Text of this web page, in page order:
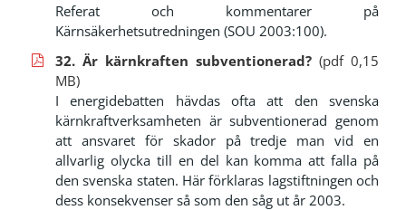
Referat och kommentarer på
Kärnsäkerhetsutredningen (SOU 2003:100).
32. Är kärnkraften subventionerad? (pdf 0,15
MB)
I energidebatten hävdas ofta att den svenska
kärnkraftverksamheten är subventionerad genom
att ansvaret för skador på tredje man vid en
allvarlig olycka till en del kan komma att falla på
den svenska staten. Här förklaras lagstiftningen och
dess konsekvenser så som den såg ut år 2003.